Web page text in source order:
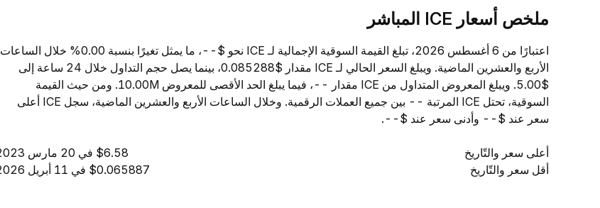
ملخص أسعار ICE المباشر
اعتبارًا من 6 أغسطس 2026، تبلغ القيمة السوقية الإجمالية لـ ICE نحو $--، ما يمثل تغيرًا بنسبة 0.00% خلال الساعات
الأربع والعشرين الماضية. ويبلغ السعر الحالي لـ ICE مقدار $0.085288، بينما يصل حجم التداول خلال 24 ساعة إلى
$5.00. ويبلغ المعروض المتداول من ICE مقدار --، فيما يبلغ الحد الأقصى للمعروض 10.00M. ومن حيث القيمة
السوقية، تحتل ICE المرتبة -- بين جميع العملات الرقمية. وخلال الساعات الأربع والعشرين الماضية، سجل ICE أعلى
سعر عند $-- وأدنى سعر عند $--.
أعلى سعر والتّاريخ
$6.58 في 20 مارس 2023
أقل سعر والتّاريخ
$0.065887 في 11 أبريل 2026